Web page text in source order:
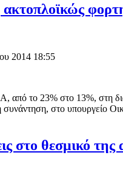
2014 18:55
από το 23% στο 13%, στη
συνάντηση, στο υπουργείο
στο θεσμικό της